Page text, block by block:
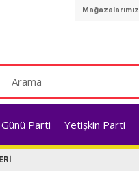
Mağazalarımız
Parti Yetişkin Parti